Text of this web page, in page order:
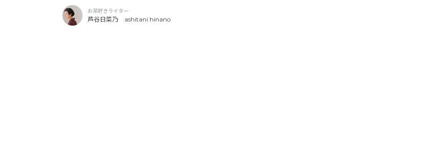
du Thé KUKAI（ラトゥリエ・ド・
テ・クウカイ）」
お茶好きライター
芦谷日菜乃 ashitani hinano